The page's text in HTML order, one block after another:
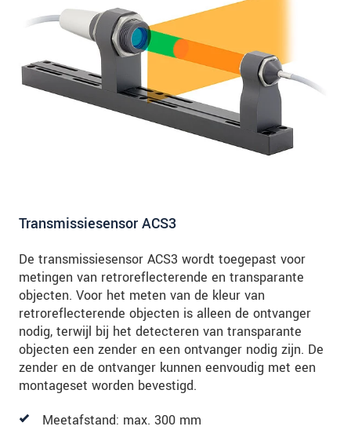
Transmissiesensor ACS3
De transmissiesensor ACS3 wordt toegepast voor
metingen van retroreflecterende en transparante
objecten. Voor het meten van de kleur van
retroreflecterende objecten is alleen de ontvanger
nodig, terwijl bij het detecteren van transparante
objecten een zender en een ontvanger nodig zijn. De
zender en de ontvanger kunnen eenvoudig met een
montageset worden bevestigd.
Meetafstand: max. 300 mm